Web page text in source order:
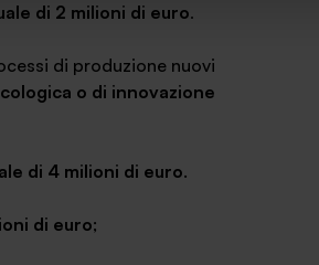
di 2 milioni di euro.
di produzione nuovi
o di innovazione
di 4 milioni di euro.
di euro;